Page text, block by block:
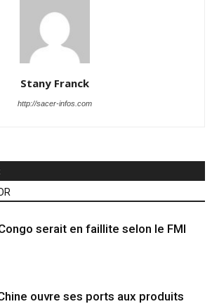
Stany Franck
http://sacer-infos.com
serait en faillite selon le FMI
ouvre ses ports aux produits